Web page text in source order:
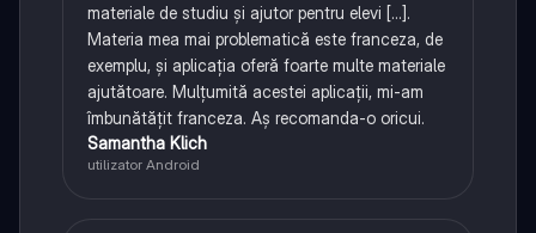
materiale de studiu și ajutor pentru elevi [...].
Materia mea mai problematică este franceza, de
exemplu, și aplicația oferă foarte multe materiale
ajutătoare. Mulțumită acestei aplicații, mi-am
îmbunătățit franceza. Aș recomanda-o oricui.
Samantha Klich
utilizator Android